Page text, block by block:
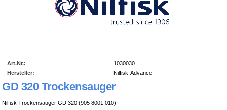
Art.Nr.:
1030030
Hersteller:
Nilfisk-Advance
GD 320 Trockensauger
Nilfisk Trockensauger GD 320 (905 8001 010)